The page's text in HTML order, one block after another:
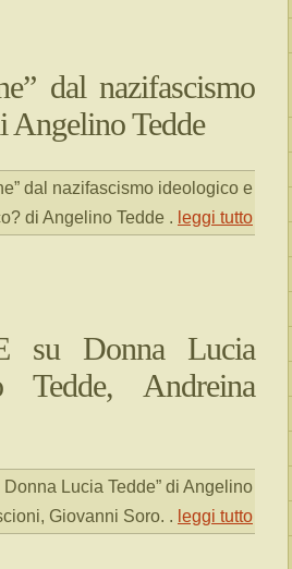
dal nazifascismo
Angelino Tedde
dal nazifascismo ideologico e
di Angelino Tedde . leggi tutto
su Donna Lucia
Tedde, Andreina
Lucia Tedde” di Angelino
Giovanni Soro. . leggi tutto